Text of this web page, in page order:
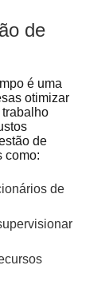
de
é uma
otimizar
de
como:
de